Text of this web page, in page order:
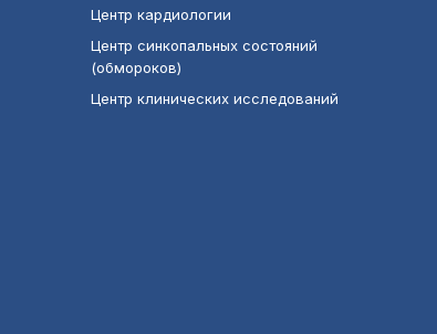
Центр кардиологии
Центр синкопальных состояний
(обмороков)
Центр клинических исследований